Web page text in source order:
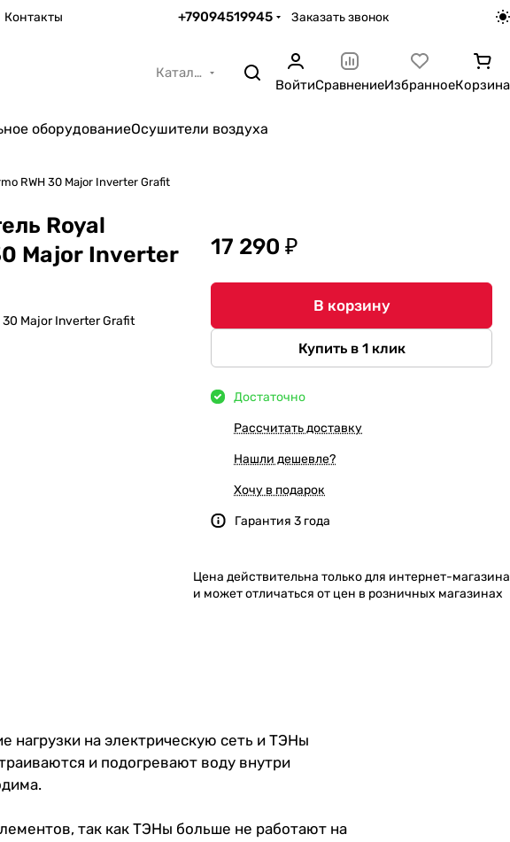
Контакты +79094519945 Заказать звонок
Каталог
ВойтиСравнениеИзбранноеКорзина
оборудованиеОсушители воздуха
RWH 30 Major Inverter Grafit
Royal
Major Inverter
30 Major Inverter Grafit
17 290 ₽
В корзину
Купить в 1 клик
Достаточно
Рассчитать доставку
Нашли дешевле?
Хочу в подарок
Гарантия 3 года
Цена действительна только для интернет-магазина
и может отличаться от цен в розничных магазинах
нагрузки на электрическую сеть и ТЭНы
и подогревают воду внутри
так как ТЭНы больше не работают на